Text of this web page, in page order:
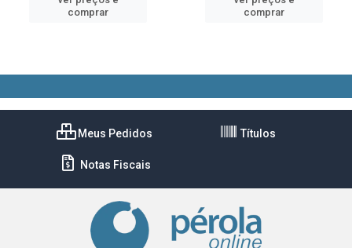
comprar
comprar
Meus Pedidos Títulos
Notas Fiscais